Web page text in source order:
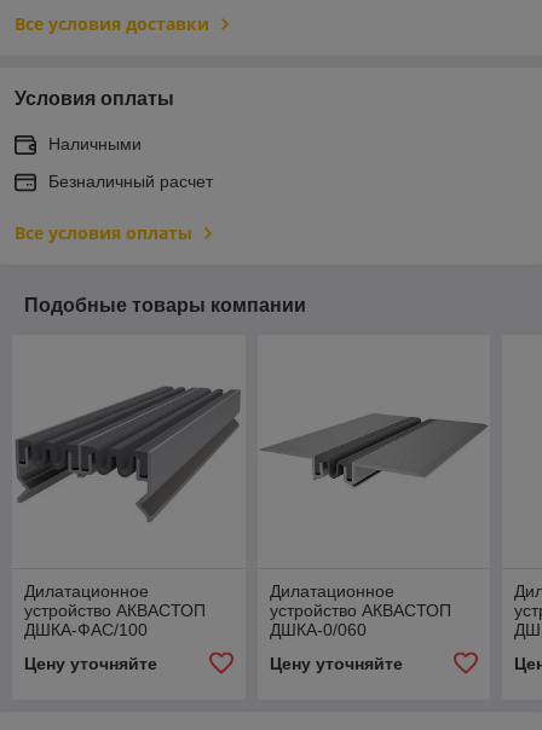
Все условия доставки
Условия оплаты
Наличными
Безналичный расчет
Все условия оплаты
Подобные товары компании
Дилатационное
устройство АКВАСТОП
ДШКА-ФАС/100
Цену уточняйте
Дилатационное
устройство АКВАСТОП
ДШКА-0/060
Цену уточняйте